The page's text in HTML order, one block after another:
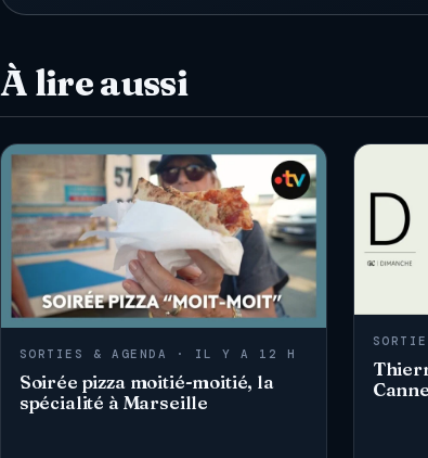
À lire aussi
SORTIES & AGENDA · IL Y A 12 H
Soirée pizza moitié-moitié, la
spécialité à Marseille